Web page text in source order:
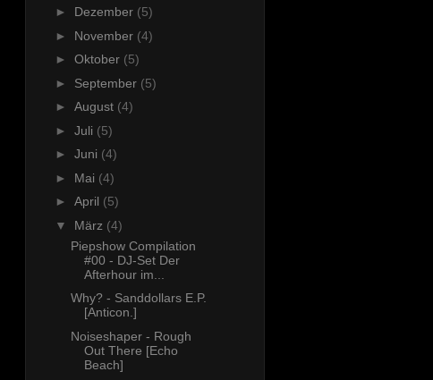
► Dezember (5)
► November (4)
► Oktober (5)
► September (5)
► August (4)
► Juli (5)
► Juni (4)
► Mai (4)
► April (5)
▼ März (4)
Piepshow Compilation
#00 - DJ-Set Der
Afterhour im...
Why? - Sanddollars E.P.
[Anticon.]
Noiseshaper - Rough
Out There [Echo
Beach]